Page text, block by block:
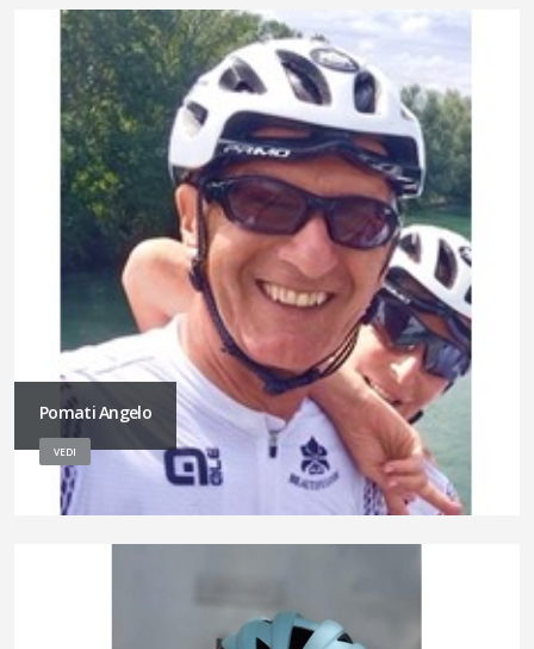
Pomati Angelo
VEDI